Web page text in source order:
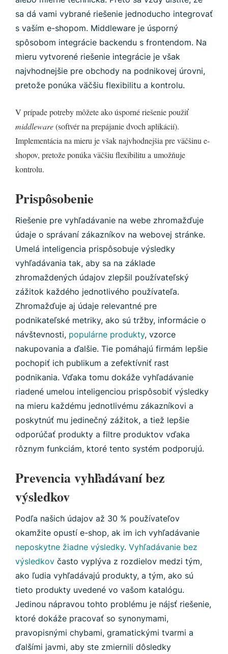
sa dá vami vybrané riešenie jednoducho integrovať
s vaším e-shopom. Middleware je úsporný
spôsobom integrácie backendu s frontendom. Na
mieru vytvorené riešenie integrácie je však
najvhodnejšie pre obchody na podnikovej úrovni,
pretože ponúka väčšiu flexibilitu a kontrolu.
V prípade potreby môžete ako úsporné riešenie použiť
middleware(softvér na prepájanie dvoch aplikácií).
Implementácia na mieru je však najvhodnejšia pre väčšinu e-
shopov, pretože ponúka väčšiu flexibilitu a umožňuje
kontrolu.
Prispôsobenie
Riešenie pre vyhľadávanie na webe zhromažďuje
údaje o správaní zákazníkov na webovej stránke.
Umelá inteligencia prispôsobuje výsledky
vyhľadávania tak, aby sa na základe
zhromaždených údajov zlepšil používateľský
zážitok každého jednotlivého používateľa.
Zhromažďuje aj údaje relevantné pre
podnikateľské metriky, ako sú tržby, informácie o
návštevnosti, populárne produkty, vzorce
nakupovania a ďalšie. Tie pomáhajú firmám lepšie
pochopiť ich publikum a zefektívniť rast
podnikania. Vďaka tomu dokáže vyhľadávanie
riadené umelou inteligenciou prispôsobiť výsledky
na mieru každému jednotlivému zákazníkovi a
poskytnúť mu jedinečný zážitok, a tiež lepšie
odporúčať produkty a filtre produktov vďaka
rôznym funkciám, ktoré tento systém podporujú.
Prevencia vyhľadávaní bez
výsledkov
Podľa našich údajov až 30 % používateľov
okamžite opustí e-shop, ak im ich vyhľadávanie
neposkytne žiadne výsledky. Vyhľadávanie bez
výsledkov často vyplýva z rozdielov medzi tým,
ako ľudia vyhľadávajú produkty, a tým, ako sú
tieto produkty uvedené vo vašom katalógu.
Jedinou nápravou tohto problému je nájsť riešenie,
ktoré dokáže pracovať so synonymami,
pravopisnými chybami, gramatickými tvarmi a
ďalšími javmi, aby ste zmiernili dôsledky